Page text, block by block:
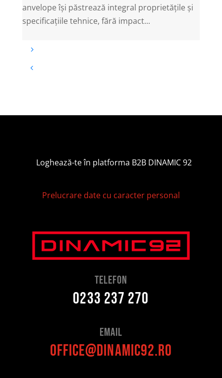
anvelope își păstrează integral proprietățile și
specificațiile tehnice, fără impact...
Loghează-te în platforma B2B DINAMIC 92
Prelucrare date cu caracter personal
telefon
0233 237 270
Email
office@dinamic92.ro